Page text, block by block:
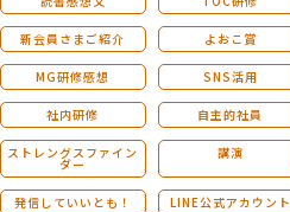
新会員さまご紹介 よおこ賞
MG研修感想 SNS活用
社内研修 自主的社員
ストレングスファイン
ダー
講演
発信していいとも！ LINE公式アカウント